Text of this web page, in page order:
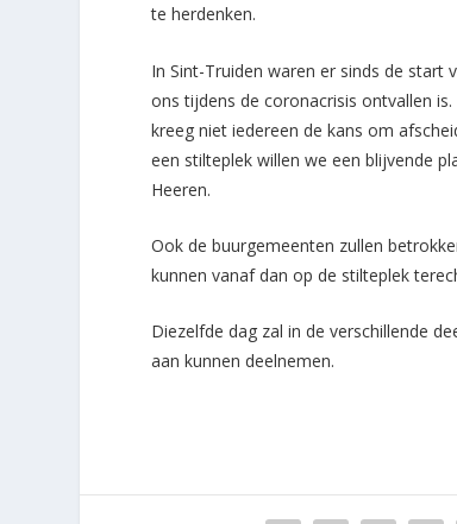
te herdenken.
In Sint-Truiden waren er sinds de start
ons tijdens de coronacrisis ontvallen
kreeg niet iedereen de kans om
een stilteplek willen we een blijvende
Heeren.
Ook de buurgemeenten zullen
kunnen vanaf dan op de stilteplek
Diezelfde dag zal in de verschillende
aan kunnen deelnemen.